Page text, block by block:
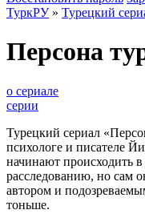
ТуркРУ» Турецкий
Персона
о сериале
серии
Турецкий сериал
психологе и писателе
начинают происходить
расследованию, но сам
автором и
тоньше.